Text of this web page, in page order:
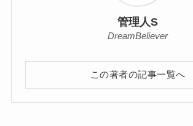
管理人S
DreamBeliever
この著者の記事一覧へ